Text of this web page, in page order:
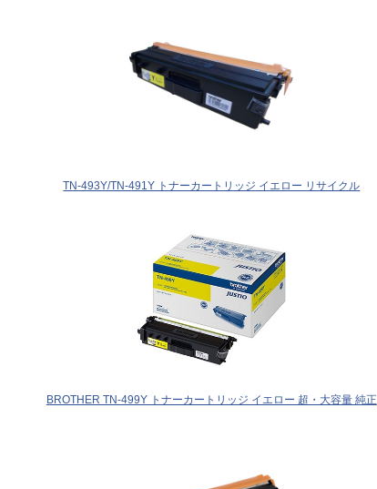
TN-493Y/TN-491Y トナーカートリッジ イエロー リサイクル
BROTHER TN-499Y トナーカートリッジ イエロー 超・大容量 純正